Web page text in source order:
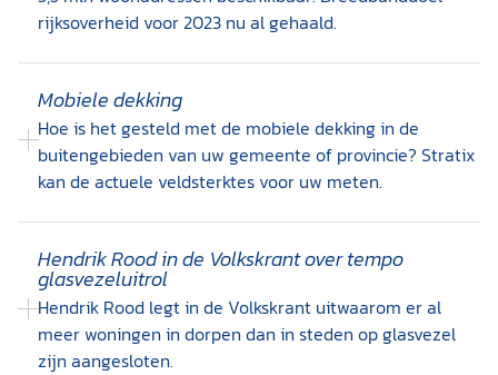
rijksoverheid voor 2023 nu al gehaald.
Mobiele dekking
Hoe is het gesteld met de mobiele dekking in de
buitengebieden van uw gemeente of provincie? Stratix
kan de actuele veldsterktes voor uw meten.
Hendrik Rood in de Volkskrant over tempo
glasvezeluitrol
Hendrik Rood legt in de Volkskrant uitwaarom er al
meer woningen in dorpen dan in steden op glasvezel
zijn aangesloten.